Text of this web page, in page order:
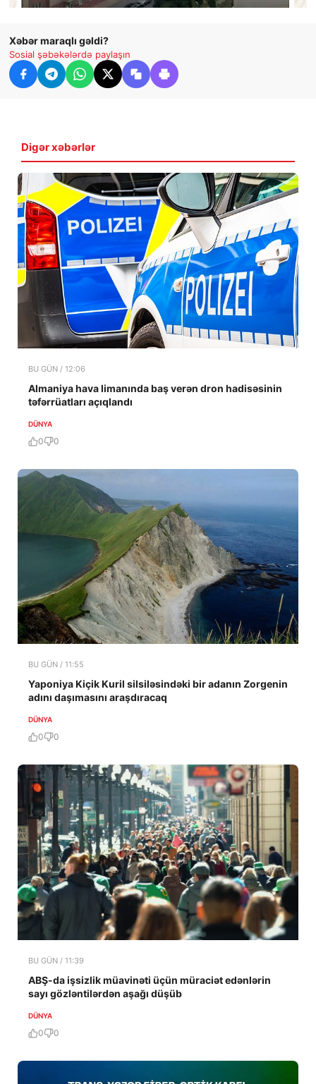
Xəbər maraqlı gəldi?
Sosial şəbəkələrdə paylaşın
Digər xəbərlər
BU GÜN / 12:06
Almaniya hava limanında baş verən dron hadisəsinin
təfərrüatları açıqlandı
DÜNYA
0 0
BU GÜN / 11:55
Yaponiya Kiçik Kuril silsiləsindəki bir adanın Zorgenin
adını daşımasını araşdıracaq
DÜNYA
0 0
BU GÜN / 11:39
ABŞ-da işsizlik müavinəti üçün müraciət edənlərin
sayı gözləntilərdən aşağı düşüb
DÜNYA
0 0